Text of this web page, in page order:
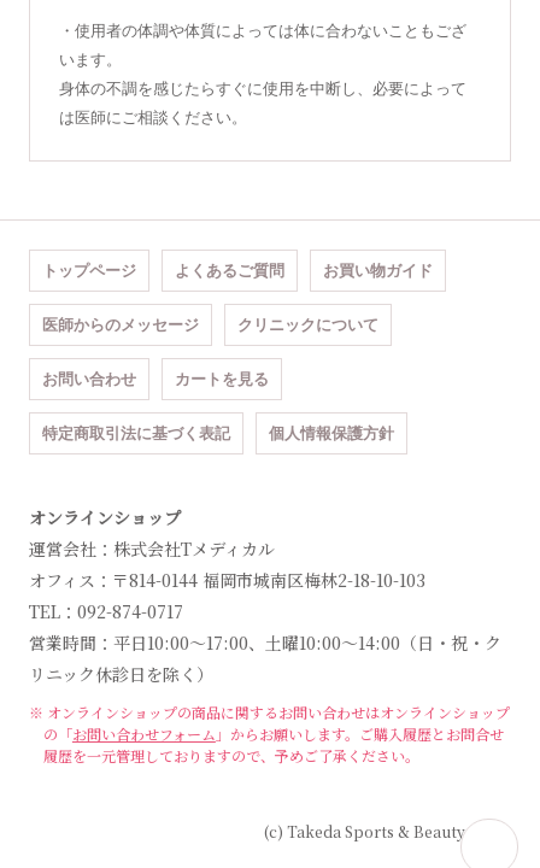
・使用者の体調や体質によっては体に合わないこともござ
います。
身体の不調を感じたらすぐに使用を中断し、必要によって
は医師にご相談ください。
トップページ よくあるご質問 お買い物ガイド
医師からのメッセージ クリニックについて
お問い合わせ カートを見る
特定商取引法に基づく表記 個人情報保護方針
オンラインショップ
運営会社：株式会社Tメディカル
オフィス：〒814-0144 福岡市城南区梅林2-18-10-103
TEL：092-874-0717
営業時間：平日10:00～17:00、土曜10:00～14:00（日・祝・ク
リニック休診日を除く）
※ オンラインショップの商品に関するお問い合わせはオンラインショップ
の「お問い合わせフォーム 」からお願いします。 ご購入履歴とお問合せ
履歴を一元管理しておりますので、予めご了承ください。
(c) Takeda Sports & Beauty Clinic